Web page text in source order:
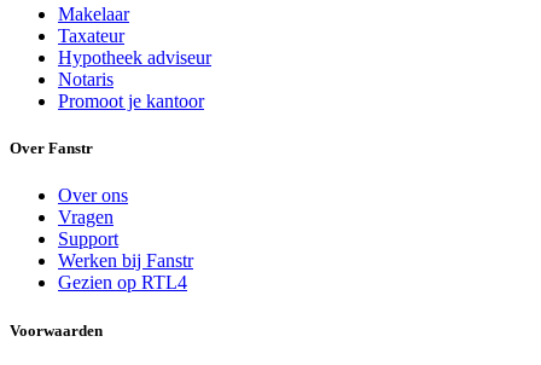
Makelaar
Taxateur
Hypotheek adviseur
Notaris
Promoot je kantoor
Over Fanstr
Over ons
Vragen
Support
Werken bij Fanstr
Gezien op RTL4
Voorwaarden